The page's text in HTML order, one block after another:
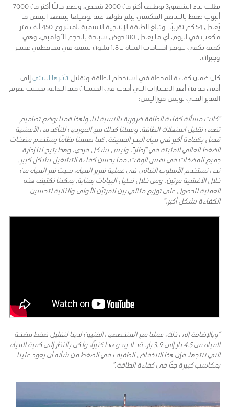
تطلب بناء الشقيق3 توظيف أكثر من 2000 شخص، وتضم حاليًا أكثر من 7000
أنبوب ضغط بالتناضح العكسي يبلغ طولها عند توصيلها ببعضها البعض ما
يُعادل 54 كم تقريبًا. وتبلغ الطاقة الإنتاجية الاسمية للمشروع 450 ألف متر
مكعب في اليوم، أي ما يعادل 180 حوض سباحة بالحجم الأولمبي، وهي
كمية تكفي لتوفير احتياجات المياه لـ 1.8 مليون نسمة في محافظتي عسير
وجيزان.
كان ضمان كفاءة المحطة في استخدام الطاقة وتقليل تأثيرها البيئي إلى
أدنى حد من أهم الاعتبارات التي أخذت في الحسبان منذ البداية، بحسب تصريح
المدير الفني لويس موراليس:
“كانت مسألة كفاءة الطاقة ضرورية بالنسبة لنا، ولهذا قمنا بوضع تصاميم
تضمن تقليل استهلاك الطاقة، وعملنا كذلك مع الموردين للتأكد من الأغشية
تعمل بكفاءة أكبر في مياه البحر العميقة. كما صممنا نظامًا يستخدم مضخات
الضغط العالي المثبتة في “إطار”، وليس بشكل فردي، وهذا يتيح لنا إدارة
جميع المضخات في نفس الوقت، مما يحسن كفاءة التشغيل بشكل كبير.
نحن نستخدم الأسلوب الثنائي في عملية تمرير المياه، بحيث تمر المياه من
خلال الأغشية مرتين. ومن خلال تحليل البيانات بعناية، يمكننا تكثيف هذه
العملية للحصول على توزيع مثالي بين المرتيّن الأولى والثانية لتحسين
الكفاءة بشكل أكبر.”
“وبالإضافة إلى ذلك، عملنا مع المتخصصين الفنيين لدينا لتقليل ضغط مضخة
المياه من 4.5 بار إلى 3.9 بار. قد لا يبدو هذا كثيرًا، ولكن بالنظر إلى كمية المياه
التي ننتجها، فإن هذا الانخفاض الطفيف في الضغط من شأنه أن يعود علينا
بمكاسب كبيرة جدًا في كفاءة الطاقة.”